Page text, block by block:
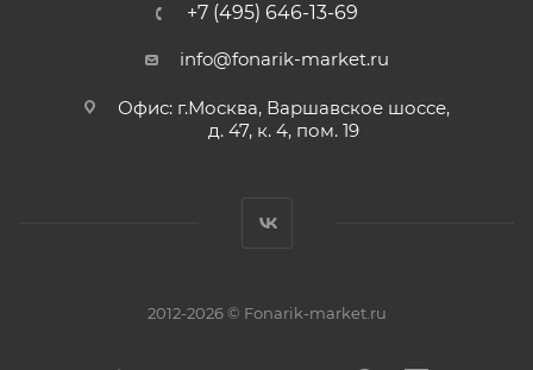
+7 (495) 646-13-69
info@fonarik-market.ru
Офис: г.Москва, Варшавское шоссе,
д. 47, к. 4, пом. 19
2012-2026 © Fonarik-market.ru